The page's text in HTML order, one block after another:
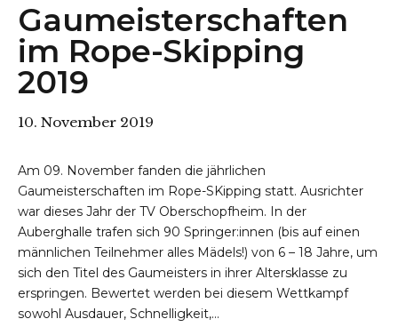
Gaumeisterschaften
im Rope-Skipping
2019
10. November 2019
Am 09. November fanden die jährlichen
Gaumeisterschaften im Rope-SKipping statt. Ausrichter
war dieses Jahr der TV Oberschopfheim. In der
Auberghalle trafen sich 90 Springer:innen (bis auf einen
männlichen Teilnehmer alles Mädels!) von 6 – 18 Jahre, um
sich den Titel des Gaumeisters in ihrer Altersklasse zu
erspringen. Bewertet werden bei diesem Wettkampf
sowohl Ausdauer, Schnelligkeit,...